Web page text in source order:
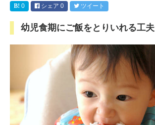
0
シェア 0 ツイート
幼児食期にご飯をとりいれる工夫